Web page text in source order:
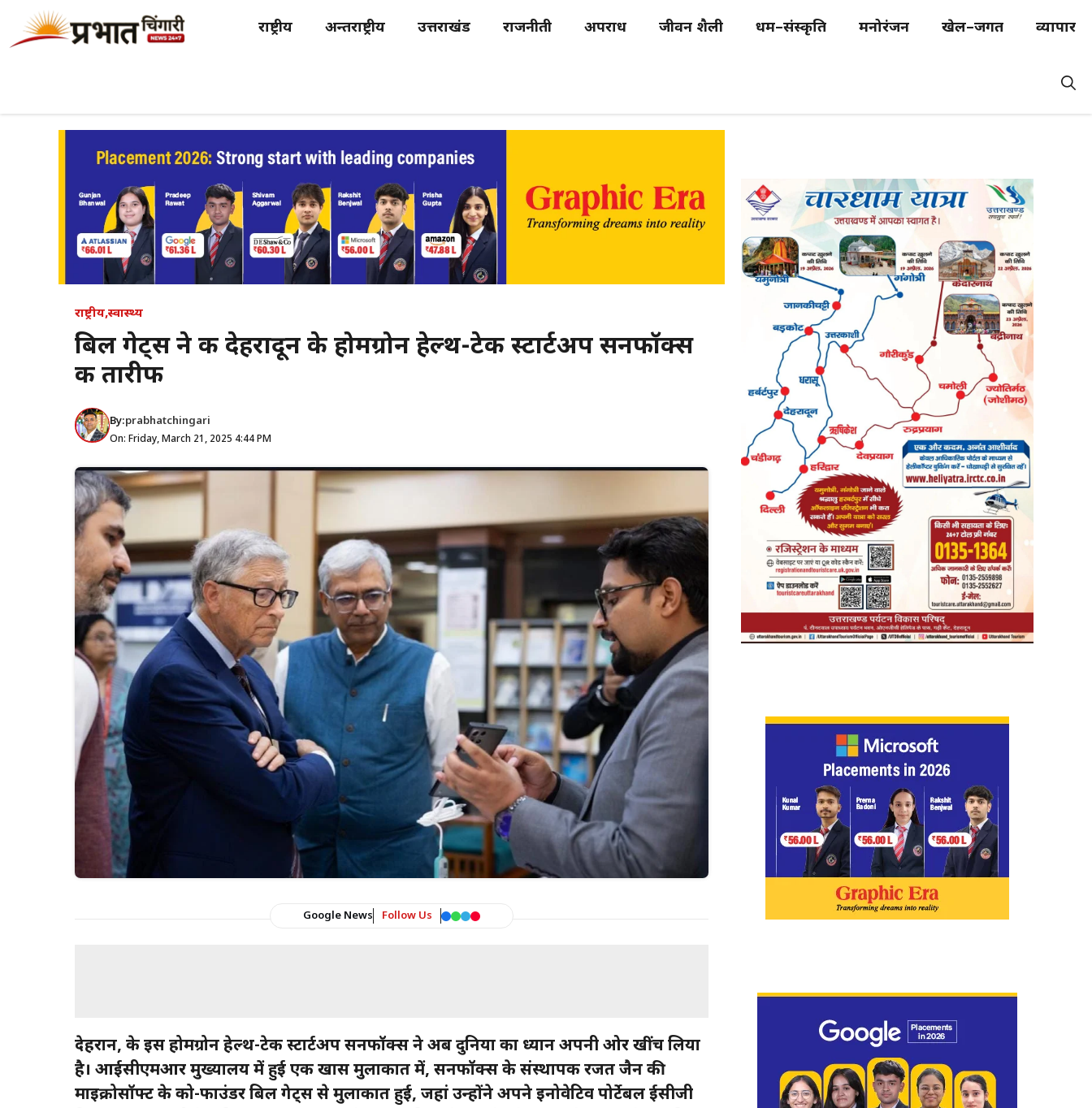
राष्ट्रीय अन्तर्राष्ट्रीय उत्तराखंड राजनीती अपराध जीवन शैली धर्म–संस्कृति मनोरंजन खेल–जगत व्यापार
राष्ट्रीय,स्वास्थ्य
बिल गेट्स ने की देहरादून के होमग्रोन हेल्थ-टेक स्टार्टअप सनफॉक्स
की तारीफ
By:prabhatchingari
On: Friday, March 21, 2025 4:44 PM
Google News Follow Us
देहरादून, के इस होमग्रोन हेल्थ-टेक स्टार्टअप सनफॉक्स ने अब दुनिया का ध्यान अपनी ओर खींच लिया
है। आईसीएमआर मुख्यालय में हुई एक खास मुलाकात में, सनफॉक्स के संस्थापक रजत जैन की
माइक्रोसॉफ्ट के को-फाउंडर बिल गेट्स से मुलाकात हुई, जहां उन्होंने अपने इनोवेटिव पोर्टेबल ईसीजी